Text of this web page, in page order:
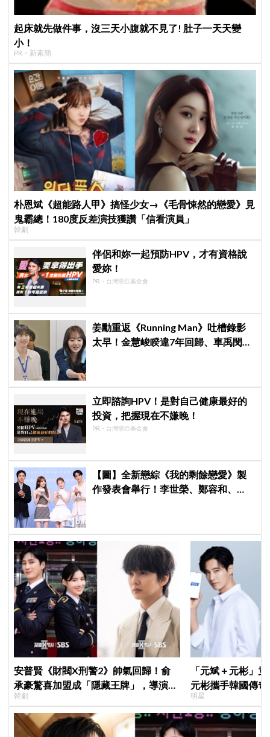
起床就先做件事，沒三天小腹就不見了! 肚子一天天變
小！
PR・新素簡
朴恩斌《超能路人甲》搞怪少女→《毛骨悚然的戀愛》見
鬼霸總！180度反差演技獲讚「信看演員」
韓劇
伴侶和妳一起預防HPV，才有資格說
愛妳！
PR・台灣癌症基金會
姜勳重返《Running Man》吐槽錄影
太早！金慧峻睽違7年回歸、車禹閔首
立即諮詢HPV！是對自己健康最好的
投資，把握現在不嫌晚！
PR・台灣癌症基金會
【圖】全新戀綜《我的剩餘戀愛》製
作發表會舉行！李世榮、鄭容和、
安普賢《財閥X刑警2》帥氣回歸！俞
承豪驚喜加盟成「隱藏王牌」，導演笑
曝：太有存在感決定提前登場
韓劇
「元斌＋元彬」
元彬攜手韓國傳
牌，韓網瘋喊：
明星